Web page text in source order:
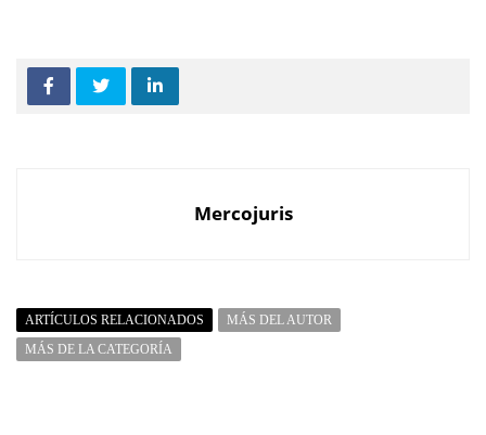
Mercojuris
ARTÍCULOS RELACIONADOS
MÁS DEL AUTOR
MÁS DE LA CATEGORÍA